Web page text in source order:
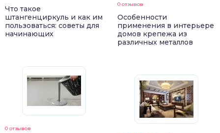
Что такое
штангенциркуль и как им
пользоваться: советы для
начинающих
0 отзывов
0 отзывов
Особенности
применения в интерьере
домов крепежа из
различных металлов